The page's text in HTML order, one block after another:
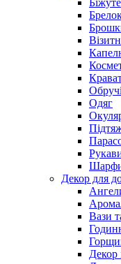
Одяг
Декор для
Вази
Декор